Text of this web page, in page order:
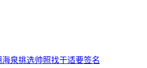
海泉挑选帅照找于适要签名